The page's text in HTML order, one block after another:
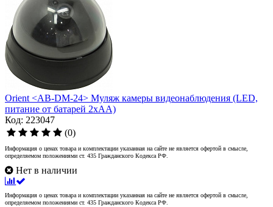
Orient <AB-DM-24> Муляж камеры видеонаблюдения (LED,
питание от батарей 2xAA)
Код: 223047
(0)
Информация о ценах товара и комплектации указанная на сайте не является офертой в смысле,
определяемом положениями ст. 435 Гражданского Кодекса РФ.
Нет в наличии
Информация о ценах товара и комплектации указанная на сайте не является офертой в смысле,
определяемом положениями ст. 435 Гражданского Кодекса РФ.